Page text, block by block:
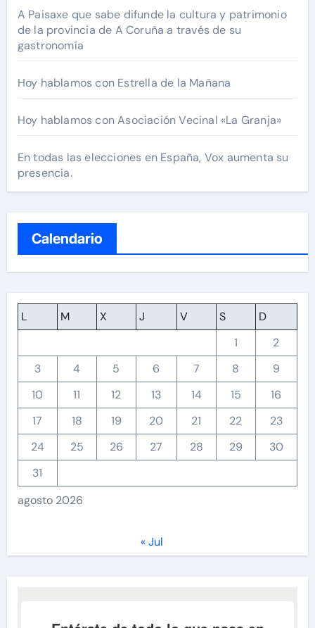
A Paisaxe que sabe difunde la cultura y patrimonio
de la provincia de A Coruña a través de su
gastronomía
Hoy hablamos con Estrella de la Mañana
Hoy hablamos con Asociación Vecinal «La Granja»
En todas las elecciones en España, Vox aumenta su
presencia.
Calendario
agosto 2026
L M X J V S
D
1
2
3
4 5 6 7 8
9
10
11 12 13 14 15
16
17
18 19 20 21 22
23
24
25 26 27 28 29
30
31
« Jul